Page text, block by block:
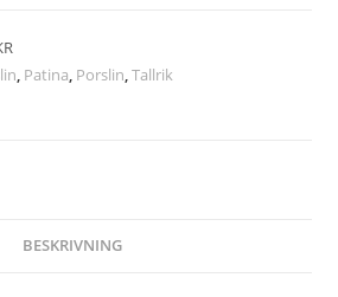
, Patina, Porslin,Tallrik
BESKRIVNING